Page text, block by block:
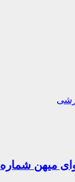
میهن شماره ۳۴۲